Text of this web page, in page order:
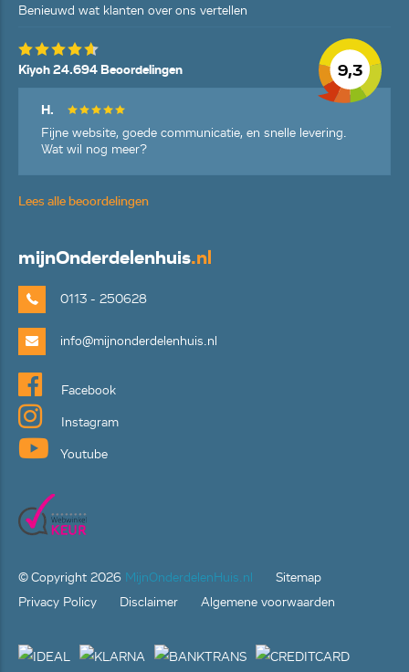
Benieuwd wat klanten over ons vertellen
9,3
Kiyoh 24.694 Beoordelingen
H.
Fijne website, goede communicatie, en snelle levering.
Wat wil nog meer?
Lees alle beoordelingen
mijnOnderdelenhuis.nl
0113 - 250628
info@mijnonderdelenhuis.nl
Facebook
Instagram
Youtube
© Copyright 2026 MijnOnderdelenHuis.nl
Sitemap
Privacy Policy
Disclaimer Algemene voorwaarden